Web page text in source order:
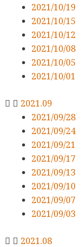
2021/10/19
2021/10/15
2021/10/12
2021/10/08
2021/10/05
2021/10/01
2021.09
2021/09/28
2021/09/24
2021/09/21
2021/09/17
2021/09/13
2021/09/10
2021/09/07
2021/09/03
2021.08